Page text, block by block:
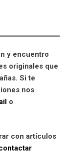
y encuentro
originales que
Si te
nos
o
con artículos